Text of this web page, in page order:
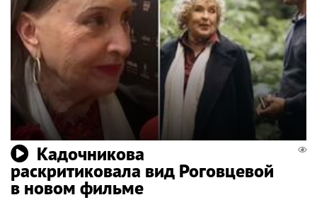
Кадочникова
раскритиковала вид Роговцевой
в новом фильме